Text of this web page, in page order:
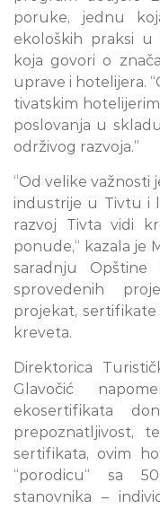
poruke, jednu
ekoloških praksi
koja govori o
uprave i hotelijera.
tivatskim
poslovanja u
održivog razvoja.”
“Od velike
industrije u Tivtu i
razvoj Tivta vidi
ponude,“ kazala je
saradnju
sprovedenih
projekat,
kreveta.
Direktorica
Glavočić
ekosertifikata
prepoznatljivost,
sertifikata, ovim
“porodicu“ sa
stanovnika –